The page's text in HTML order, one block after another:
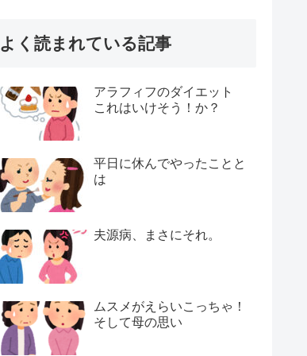
よく読まれている記事
アラフィフのダイエット
これはいけそう！か？
平日に休んでやったことと
は
夫源病、まさにそれ。
ムスメがえらいこっちゃ！
そして母の思い